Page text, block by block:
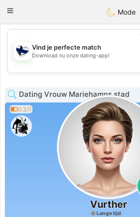
SuomenTreffit
Toggle
Mode
💖
💕
Vind je perfecte match
Download nu onze dating-app!
Dating Vrouw Mariehamns stad
0.3/1
Vurther
Lange tijd